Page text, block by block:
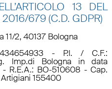
13 DEL
2016/679 (C.D. GDPR)
11/2, 40137 Bologna
- P.I. / C.F.:
Imp.di Bologna in data
R.E.A.: BO-510608 - Cap.
155400